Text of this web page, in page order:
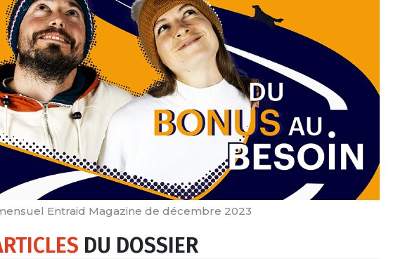
Entraid Magazine de décembre 2023
DU DOSSIER